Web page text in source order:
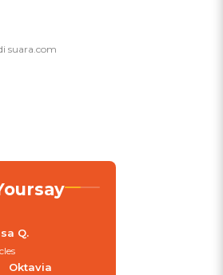
Q.
Oktavia